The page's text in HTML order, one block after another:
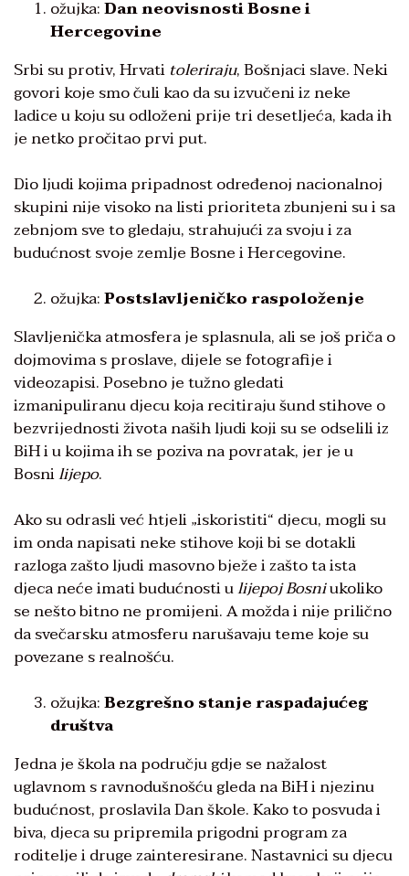
ožujka:Dan neovisnosti Bosne i
Hercegovine
Srbi su protiv, Hrvati toleriraju, Bošnjaci slave. Neki
govori koje smo čuli kao da su izvučeni iz neke
ladice u koju su odloženi prije tri desetljeća, kada ih
je netko pročitao prvi put.
Dio ljudi kojima pripadnost određenoj nacionalnoj
skupini nije visoko na listi prioriteta zbunjeni su i sa
zebnjom sve to gledaju, strahujući za svoju i za
budućnost svoje zemlje Bosne i Hercegovine.
ožujka:Postslavljeničko raspoloženje
Slavljenička atmosfera je splasnula, ali se još priča o
dojmovima s proslave, dijele se fotografije i
videozapisi. Posebno je tužno gledati
izmanipuliranu djecu koja recitiraju šund stihove o
bezvrijednosti života naših ljudi koji su se odselili iz
BiH i u kojima ih se poziva na povratak, jer je u
Bosnilijepo.
Ako su odrasli već htjeli „iskoristiti“ djecu, mogli su
im onda napisati neke stihove koji bi se dotakli
razloga zašto ljudi masovno bježe i zašto ta ista
djeca neće imati budućnosti ulijepoj Bosniukoliko
se nešto bitno ne promijeni. A možda i nije prilično
da svečarsku atmosferu narušavaju teme koje su
povezane s realnošću.
ožujka:Bezgrešno stanje raspadajućeg
društva
Jedna je škola na području gdje se nažalost
uglavnom s ravnodušnošću gleda na BiH i njezinu
budućnost, proslavila Dan škole. Kako to posvuda i
biva, djeca su pripremila prigodni program za
roditelje i druge zainteresirane. Nastavnici su djecu